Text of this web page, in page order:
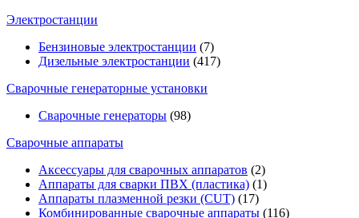
Электростанции
Бензиновые электростанции (7)
Дизельные электростанции (417)
Сварочные генераторные установки
Сварочные генераторы (98)
Сварочные аппараты
Аксессуары для сварочных аппаратов (2)
Аппараты для сварки ПВХ (пластика) (1)
Аппараты плазменной резки (CUT) (17)
Комбинированные сварочные аппараты (116)